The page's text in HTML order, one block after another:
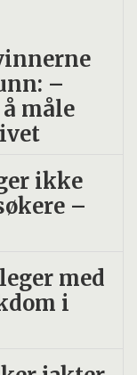
–
måle
ikke
–
med
i